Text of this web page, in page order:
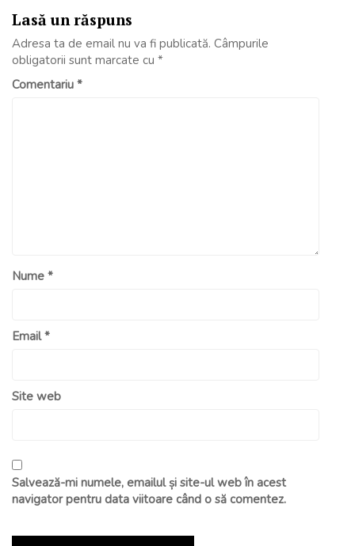
Lasă un răspuns
Adresa ta de email nu va fi publicată. Câmpurile
obligatorii sunt marcate cu *
Comentariu *
Nume *
Email*
Site web
Salvează-mi numele, emailul și site-ul web în acest
navigator pentru data viitoare când o să comentez.